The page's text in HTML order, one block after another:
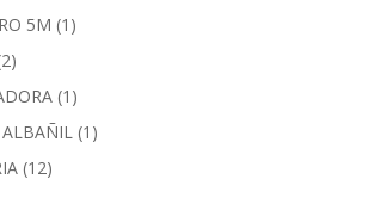
5M (1)
(1)
(1)
(12)